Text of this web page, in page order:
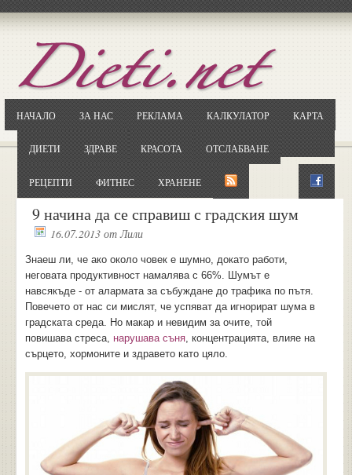
НАЧАЛО ЗА НАС РЕКЛАМА КАЛКУЛАТОР КАРТА
ДИЕТИ ЗДРАВЕ КРАСОТА ОТСЛАБВАНЕ
РЕЦЕПТИ ФИТНЕС ХРАНЕНЕ
9 начина да се справиш с градския шум
16.07.2013 отЛили
Знаеш ли, че ако около човек е шумно, докато работи,
неговата продуктивност намалява с 66%. Шумът е
навсякъде - от алармата за събуждане до трафика по пътя.
Повечето от нас си мислят, че успяват да игнорират шума в
градската среда. Но макар и невидим за очите, той
повишава стреса, нарушава съня, концентрацията, влияе на
сърцето, хормоните и здравето като цяло.
ОтворетеGoogle.bg
Потърсете "Cloxy"
Кликнете на първия резултат
... и я въведете в полето: